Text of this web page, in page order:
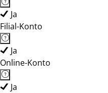
Ja
Filial-Konto
Ja
Online-Konto
Ja